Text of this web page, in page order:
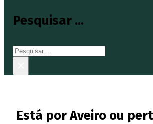
Pesquisar ...
Pesquisar
Está por Aveiro ou